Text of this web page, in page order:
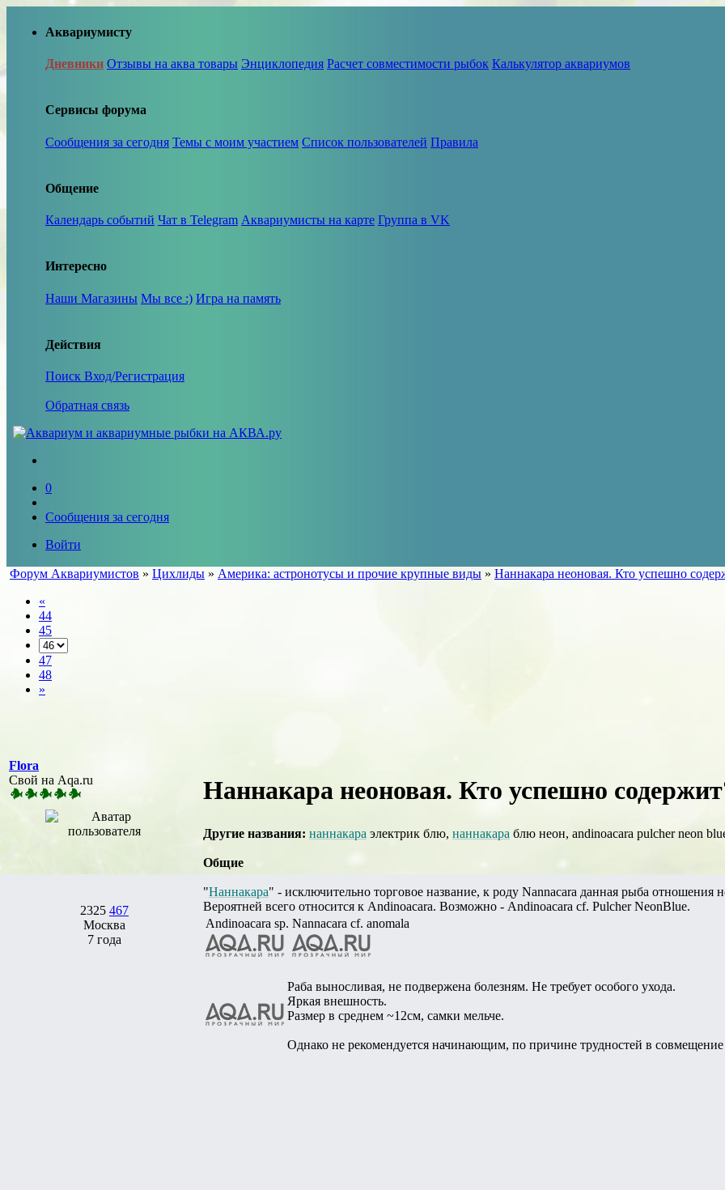
Аквариумисту
Дневники Отзывы на аква товары Энциклопедия Расчет совместимости рыбок Калькулятор аквариумов
Сервисы форума
Сообщения за сегодня Темы с моим участием Список пользователей Правила
Общение
Календарь событий Чат в Telegram Аквариумисты на карте Группа в VK
Интересно
Наши Магазины Мы все :) Игра на память
Действия
Поиск Вход/Регистрация
Обратная связь
0
Сообщения за сегодня
Войти
Форум Аквариумистов » Цихлиды » Америка: астронотусы и прочие крупные виды » Наннакара неоновая. Кто успешно
«
44
45
47
48
»
Flora
Свой на Aqa.ru
2325 467
Москва
7 года
Наннакара неоновая. Кто успешно
Другие названия: наннакара электрик блю, наннакара блю неон, andinoacara pulcher neon
Общие
"Наннакара" - исключительно торговое название, к роду Nannacara данная рыба отношения
Вероятней всего относится к Andinoacara. Возможно - Andinoacara cf. Pulcher NeonBlue.
Andinoacara sp. Nannacara cf. anomala
Раба выносливая, не подвержена болезням. Не требует особого ухода.
Яркая внешность.
Размер в среднем ~12см, самки мельче.
Однако не рекомендуется начинающим, по причине трудностей в